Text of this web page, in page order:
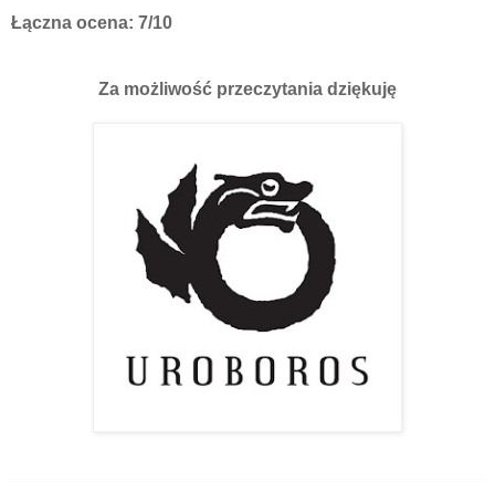
Łączna ocena: 7/10
Za możliwość przeczytania dziękuję